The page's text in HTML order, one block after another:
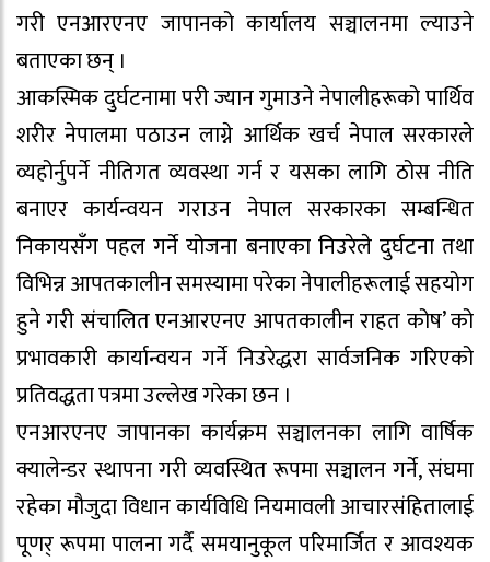
गरी एनआरएनए जापानको कार्यालय सञ्चालनमा ल्याउने
बताएका छन् ।
आकस्मिक दुर्घटनामा परी ज्यान गुमाउने नेपालीहरूको पार्थिव
शरीर नेपालमा पठाउन लाग्ने आर्थिक खर्च नेपाल सरकारले
व्यहोर्नुपर्ने नीतिगत व्यवस्था गर्न र यसका लागि ठोस नीति
बनाएर कार्यन्वयन गराउन नेपाल सरकारका सम्बन्धित
निकायसँग पहल गर्ने योजना बनाएका निउरेले दुर्घटना तथा
विभिन्न आपतकालीन समस्यामा परेका नेपालीहरूलाई सहयोग
हुने गरी संचालित एनआरएनए आपतकालीन राहत कोष’ को
प्रभावकारी कार्यान्वयन गर्ने निउरेद्धरा सार्वजनिक गरिएको
प्रतिवद्धता पत्रमा उल्लेख गरेका छन ।
एनआरएनए जापानका कार्यक्रम सञ्चालनका लागि वार्षिक
क्यालेन्डर स्थापना गरी व्यवस्थित रूपमा सञ्चालन गर्ने, संघमा
रहेका मौजुदा विधान कार्यविधि नियमावली आचारसंहितालाई
पूणर् रूपमा पालना गर्दै समयानुकूल परिमार्जित र आवश्यक